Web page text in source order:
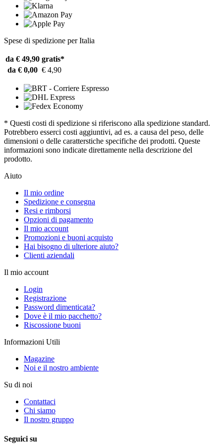
Spese di spedizione per Italia
da € 49,90 gratis*
da € 0,00 € 4,90
* Questi costi di spedizione si riferiscono alla spedizione standard.
Potrebbero esserci costi aggiuntivi, ad es. a causa del peso, delle
dimensioni o delle caratterstiche specifiche dei prodotti. Queste
informazioni sono indicate direttamente nella descrizione del
prodotto.
Aiuto
Il mio ordine
Spedizione e consegna
Resi e rimborsi
Opzioni di pagamento
Il mio account
Promozioni e buoni acquisto
Hai bisogno di ulteriore aiuto?
Clienti aziendali
Il mio account
Login
Registrazione
Password dimenticata?
Dove è il mio pacchetto?
Riscossione buoni
Informazioni Utili
Magazine
Noi e il nostro ambiente
Su di noi
Contattaci
Chi siamo
Il nostro gruppo
Seguici su